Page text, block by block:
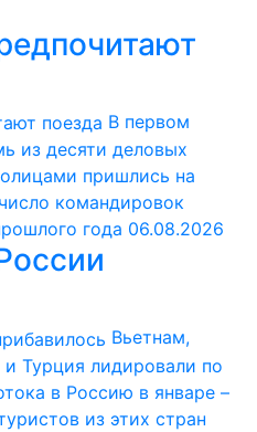
В первом
из десяти деловых
пришлись на
командировок
года 06.08.2026
Вьетнам,
и Турция лидировали по
в Россию в январе –
из этих стран